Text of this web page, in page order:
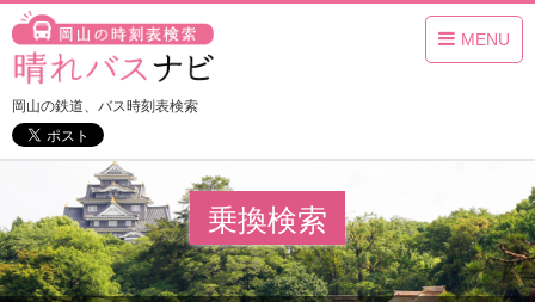
MENU
岡山の鉄道、バス時刻表検索
乗換検索